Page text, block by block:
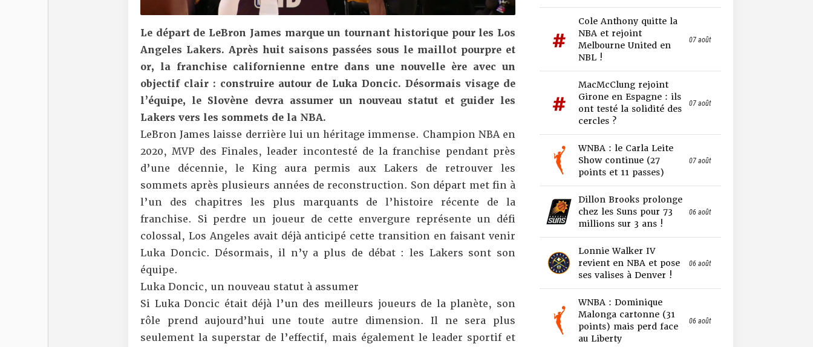
Le départ de LeBron James marque un tournant historique pour les Los
Angeles Lakers. Après huit saisons passées sous le maillot pourpre et
or, la franchise californienne entre dans une nouvelle ère avec un
objectif clair : construire autour de Luka Doncic. Désormais visage de
l’équipe, le Slovène devra assumer un nouveau statut et guider les
Lakers vers les sommets de la NBA.
LeBron James laisse derrière lui un héritage immense. Champion NBA en
2020, MVP des Finales, leader incontesté de la franchise pendant près
d’une décennie, le King aura permis aux Lakers de retrouver les
sommets après plusieurs années de reconstruction. Son départ met fin à
l’un des chapitres les plus marquants de l’histoire récente de la
franchise. Si perdre un joueur de cette envergure représente un défi
colossal, Los Angeles avait déjà anticipé cette transition en faisant venir
Luka Doncic. Désormais, il n’y a plus de débat : les Lakers sont son
équipe.
Luka Doncic, un nouveau statut à assumer
Si Luka Doncic était déjà l’un des meilleurs joueurs de la planète, son
rôle prend aujourd’hui une toute autre dimension. Il ne sera plus
seulement la superstar de l’effectif, mais également le leader sportif et
Cole Anthony quitte la
NBA et rejoint
Melbourne United en
NBL !
07 août
MacMcClung rejoint
Girone en Espagne : ils
ont testé la solidité des
cercles ?
07 août
WNBA : le Carla Leite
Show continue (27
points et 11 passes)
07 août
Dillon Brooks prolonge
chez les Suns pour 73
millions sur 3 ans !
06 août
Lonnie Walker IV
revient en NBA et pose
ses valises à Denver !
06 août
WNBA : Dominique
Malonga cartonne (31
points) mais perd face
au Liberty
06 août